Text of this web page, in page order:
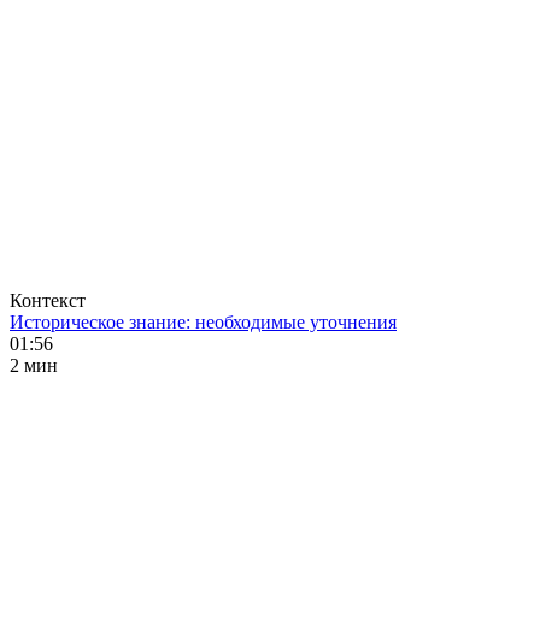
Контекст
Историческое знание: необходимые уточнения
01:56
2 мин